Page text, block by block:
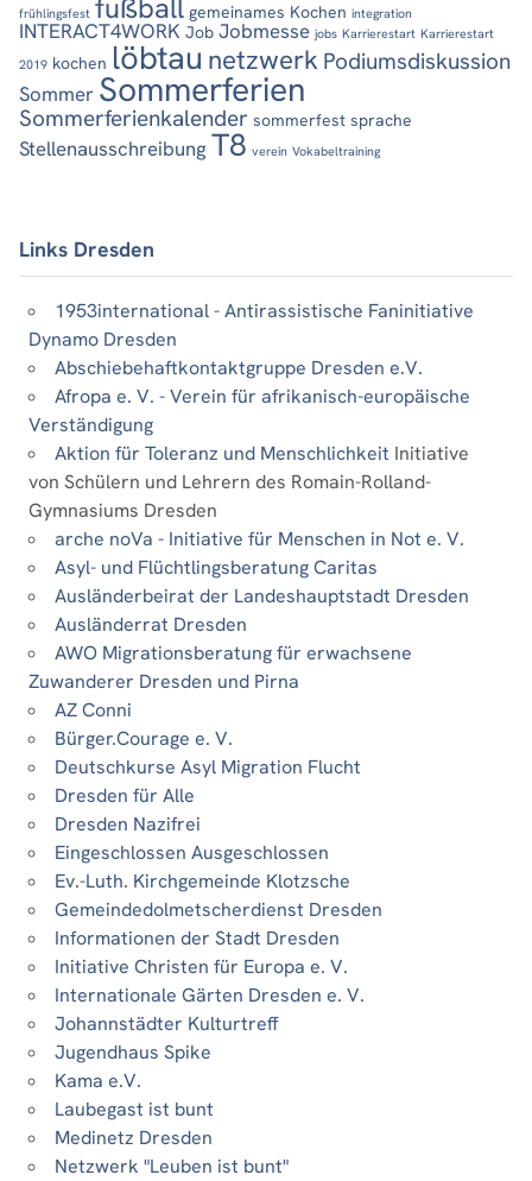
frühlingsfest fußball gemeinames Kochen integration
INTERACT4WORK Job Jobmesse jobs Karrierestart Karrierestart
2019 kochen löbtau netzwerk Podiumsdiskussion
Sommer Sommerferien
Sommerferienkalender sommerfest sprache
Stellenausschreibung T8 verein Vokabeltraining
Links Dresden
1953international - Antirassistische Faninitiative
Dynamo Dresden
Abschiebehaftkontaktgruppe Dresden e.V.
Afropa e. V. - Verein für afrikanisch-europäische
Verständigung
Aktion für Toleranz und Menschlichkeit Initiative
von Schülern und Lehrern des Romain-Rolland-
Gymnasiums Dresden
arche noVa - Initiative für Menschen in Not e. V.
Asyl- und Flüchtlingsberatung Caritas
Ausländerbeirat der Landeshauptstadt Dresden
Ausländerrat Dresden
AWO Migrationsberatung für erwachsene
Zuwanderer Dresden und Pirna
AZ Conni
Bürger.Courage e. V.
Deutschkurse Asyl Migration Flucht
Dresden für Alle
Dresden Nazifrei
Eingeschlossen Ausgeschlossen
Ev.-Luth. Kirchgemeinde Klotzsche
Gemeindedolmetscherdienst Dresden
Informationen der Stadt Dresden
Initiative Christen für Europa e. V.
Internationale Gärten Dresden e. V.
Johannstädter Kulturtreff
Jugendhaus Spike
Kama e.V.
Laubegast ist bunt
Medinetz Dresden
Netzwerk "Leuben ist bunt"